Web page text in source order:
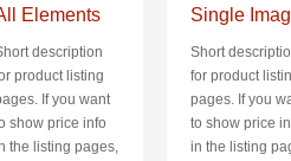
Elements
description
product listing
If you want
show price info
the listing pages,
Single
Short
for product
pages. If you
to show price
in the listing